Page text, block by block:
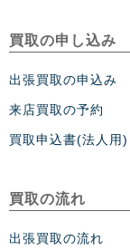
買取の申し込み
出張買取の申込み
来店買取の予約
買取申込書(法人用)
買取の流れ
出張買取の流れ